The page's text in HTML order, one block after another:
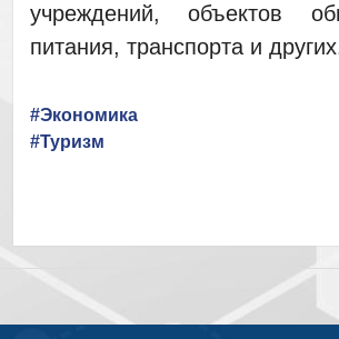
учреждений, объектов
питания, транспорта и
#Экономика
#Туризм